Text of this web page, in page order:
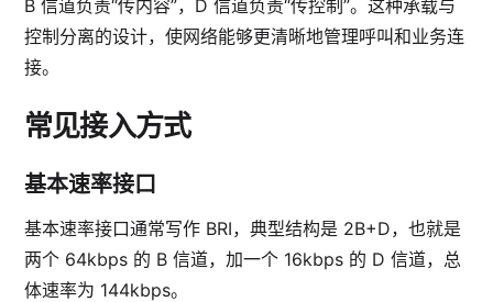
B 信道负责“传内容”，D 信道负责“传控制”。这种承载与
控制分离的设计，使网络能够更清晰地管理呼叫和业务连
接。
常见接入方式
基本速率接口
基本速率接口通常写作 BRI，典型结构是 2B+D，也就是
两个 64kbps 的 B 信道，加一个 16kbps 的 D 信道，总
体速率为 144kbps。